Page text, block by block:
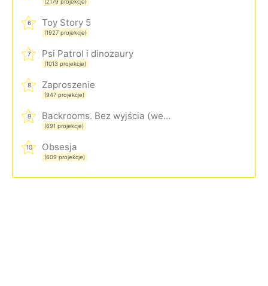
6 Toy Story 5
(1927 projekcje)
7 Psi Patrol i dinozaury
(1013 projekcje)
8 Zaproszenie
(947 projekcje)
9 Backrooms. Bez wyjścia (wersja rozszerzona)
(691 projekcje)
10 Obsesja
(609 projekcje)